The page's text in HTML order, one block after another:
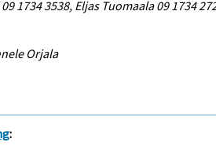
1734 3538, Eljas Tuomaala 09 1734
Orjala
: